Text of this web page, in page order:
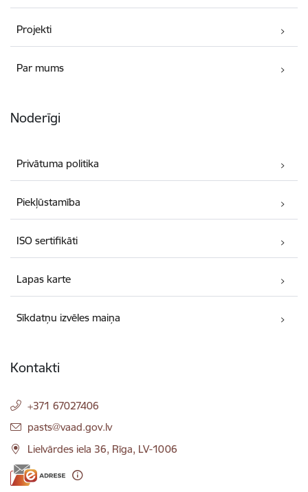
Projekti
Par mums
Noderīgi
Privātuma politika
Piekļūstamība
ISO sertifikāti
Lapas karte
Sīkdatņu izvēles maiņa
Kontakti
+371 67027406
E-pasts:
pasts@vaad.gov.lv
Lielvārdes iela 36, Rīga, LV-1006